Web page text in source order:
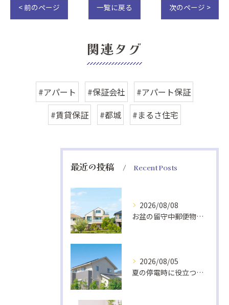
< 前のページ 一覧に戻る 次のページ >
関連タグ
#アパート #保証会社
#アパート保証
#賃貸保証
#都城 #まるさ住宅
最近の投稿 Recent Posts
2026/08/08
お盆の留守中郵便物と戸締り防犯策
2026/08/05
夏の停電時に役立つ非常食と快適グッズ